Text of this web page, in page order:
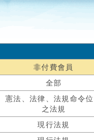
非付費會員
全部
憲法、法律、法規命令
之法規
現行法規